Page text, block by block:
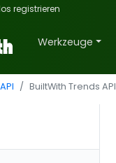
registrieren
Werkzeuge
BuiltWith Trends API